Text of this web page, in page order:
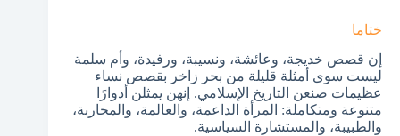
ختاما
إن قصص خديجة، وعائشة، ونسيبة، ورفيدة، وأم سلمة
ليست سوى أمثلة قليلة من بحر زاخر بقصص نساء
عظيمات صنعن التاريخ الإسلامي. إنهن يمثلن أدوارًا
متنوعة ومتكاملة: المرأة الداعمة، والعالمة، والمحاربة،
والطبيبة، والمستشارة السياسية.